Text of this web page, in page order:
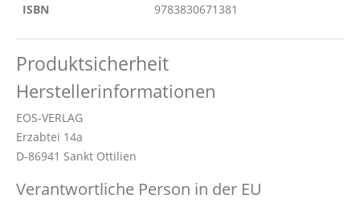
ISBN 9783830671381
Produktsicherheit
Herstellerinformationen
EOS-VERLAG
Erzabtei 14a
D-86941 Sankt Ottilien
Verantwortliche Person in der EU